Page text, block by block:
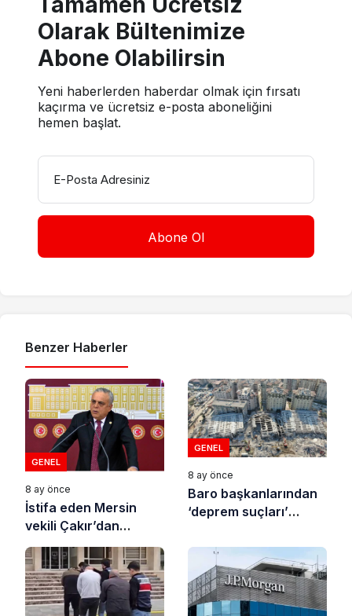
Olarak Bültenimize
Abone Olabilirsin
Yeni haberlerden haberdar olmak için fırsatı
kaçırma ve ücretsiz e-posta aboneliğini
hemen başlat.
E-Posta Adresiniz
Benzer Haberler
GENEL
8 ay önce
İstifa eden Mersin
vekili Çakır’dan
açıklama: “Yörük
çocuğu, suçlanan
adamların önüne gelip
ifade vermez”
GENEL
8 ay önce
Baro başkanlarından
‘deprem suçları’